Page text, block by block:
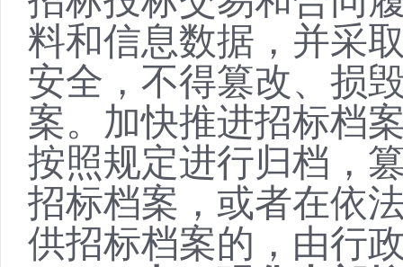
料和信息数据，并采
安全，不得篡改、损
案。加快推进招标档
按照规定进行归档，
招标档案，或者在依
供招标档案的，由行